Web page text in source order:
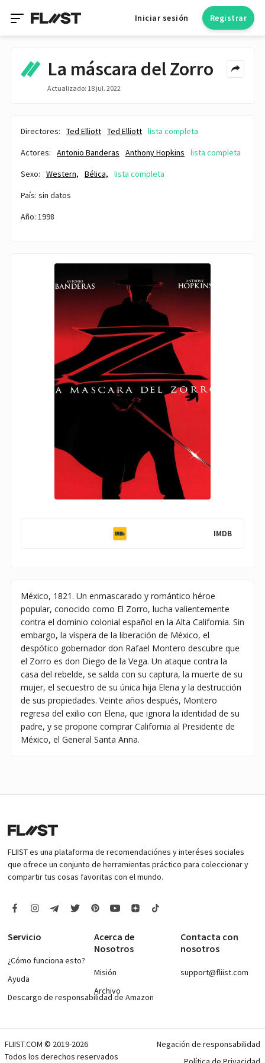
Iniciar sesión Registrar
La máscara del Zorro
Actualizado: 18 jul. 2022
Directores: Ted Elliott Ted Elliott lista completa
Actores:
Antonio Banderas Anthony Hopkins
lista completa
Sexo:
Western, Bélica,
lista completa
País: sin datos
Año: 1998
IMDB
México, 1821. Un enmascarado y romántico héroe
popular, conocido como El Zorro, lucha valientemente
contra el dominio colonial español en la Alta California. Sin
embargo, la víspera de la liberación de México, el
despótico gobernador don Rafael Montero descubre que
el Zorro es don Diego de la Vega. Un ataque contra la
casa del rebelde, se salda con su captura, la muerte de su
mujer, el secuestro de su única hija Elena y la destrucción
de sus propiedades. Veinte años después, Montero
regresa del exilio con Elena, que ignora la identidad de su
padre, y se propone comprar California al Presidente de
México, el General Santa Anna.
FLIIST es una plataforma de recomendaciónes y interéses sociales
que ofrece un conjunto de herramientas práctico para coleccionar y
compartir tus cosas favoritas con el mundo.
Servicio
¿Cómo funciona esto?
Ayuda
Descargo de responsabilidad de Amazon
Acerca de
Nosotros
Misión
Archivo
Contacta con
nosotros
support@fliist.com
FLIIST.COM © 2019-2026
Todos los derechos reservados
Negación de responsabilidad